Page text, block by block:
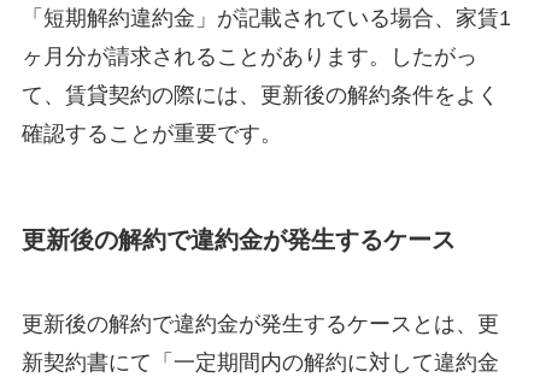
「短期解約違約金」が記載されている場合、家賃1
ヶ月分が請求されることがあります。したがっ
て、賃貸契約の際には、更新後の解約条件をよく
確認することが重要です。
更新後の解約で違約金が発生するケース
更新後の解約で違約金が発生するケースとは、更
新契約書にて「一定期間内の解約に対して違約金